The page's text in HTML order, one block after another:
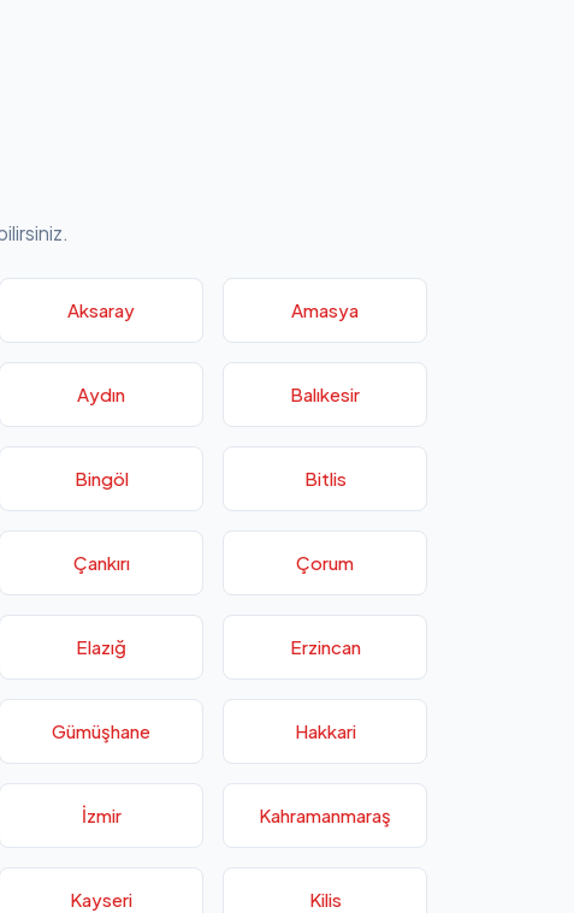
Aksaray Amasya
Aydın Balıkesir
Bingöl Bitlis
Çankırı Çorum
Elazığ Erzincan
Gümüşhane Hakkari
İzmir Kahramanmaraş
Kayseri Kilis